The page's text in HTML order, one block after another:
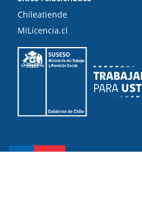
Chileatiende
MiLicencia.cl